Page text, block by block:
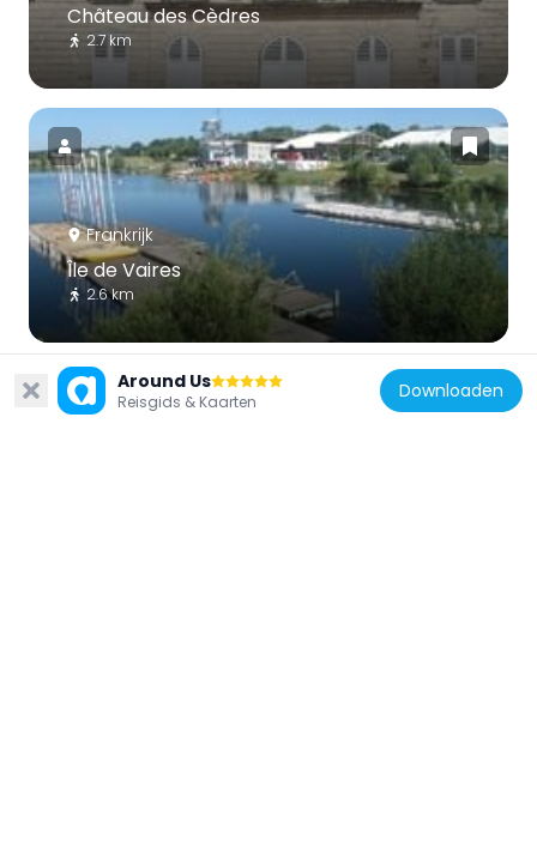
Château des Cèdres
2.7 km
Frankrijk
Île de Vaires
2.6 km
Around Us
Reisgids & Kaarten Downloaden